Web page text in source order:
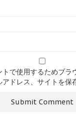
トで使用するためブラ
ドレス、サイトを保